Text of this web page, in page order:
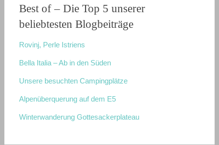
Best of – Die Top 5 unserer
beliebtesten Blogbeiträge
Rovinj, Perle Istriens
Bella Italia – Ab in den Süden
Unsere besuchten Campingplätze
Alpenüberquerung auf dem E5
Winterwanderung Gottesackerplateau